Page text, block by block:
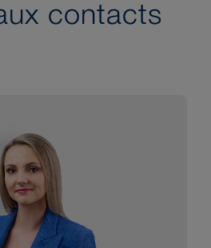
contacts